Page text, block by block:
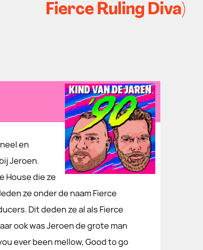
Fierce Ruling Diva)
en
Jeroen.
House die ze
ze onder de naam Fierce
Dit deden ze al als Fierce
ook was Jeroen de grote man
ever been mellow, Good to go